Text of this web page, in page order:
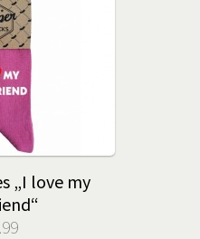
„I love my